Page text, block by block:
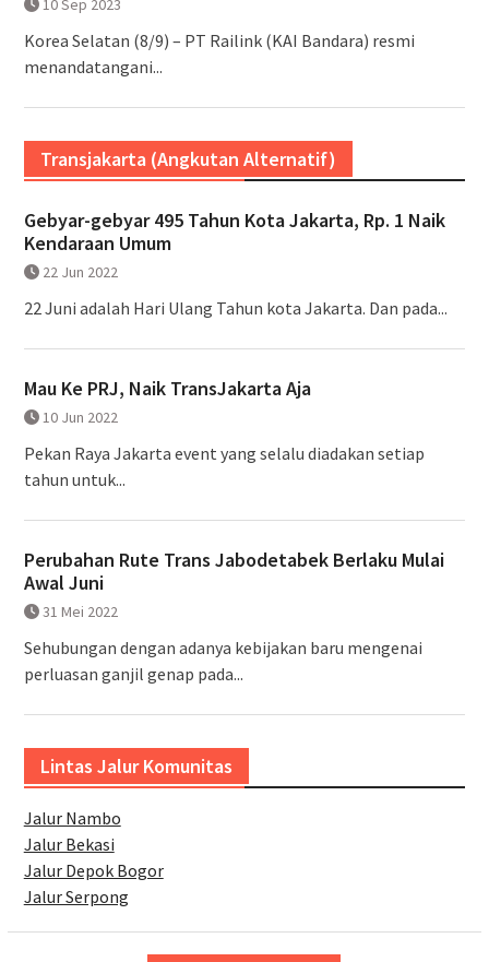
10 Sep 2023
Korea Selatan (8/9) – PT Railink (KAI Bandara) resmi
menandatangani...
Transjakarta (Angkutan Alternatif)
Gebyar-gebyar 495 Tahun Kota Jakarta, Rp. 1 Naik
Kendaraan Umum
22 Jun 2022
22 Juni adalah Hari Ulang Tahun kota Jakarta. Dan pada...
Mau Ke PRJ, Naik TransJakarta Aja
10 Jun 2022
Pekan Raya Jakarta event yang selalu diadakan setiap
tahun untuk...
Perubahan Rute Trans Jabodetabek Berlaku Mulai
Awal Juni
31 Mei 2022
Sehubungan dengan adanya kebijakan baru mengenai
perluasan ganjil genap pada...
Lintas Jalur Komunitas
Jalur Nambo
Jalur Bekasi
Jalur Depok Bogor
Jalur Serpong